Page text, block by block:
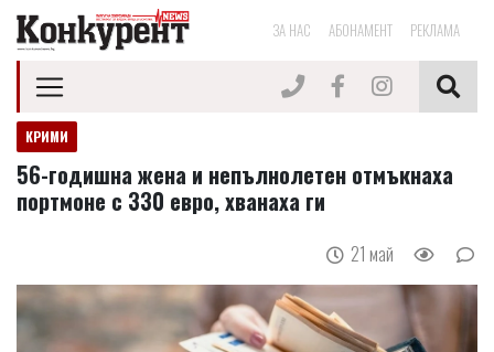
ЗА НАС АБОНАМЕНТ РЕКЛАМА
КРИМИ
56-годишна жена и непълнолетен отмъкнаха
портмоне с 330 евро, хванаха ги
21 май